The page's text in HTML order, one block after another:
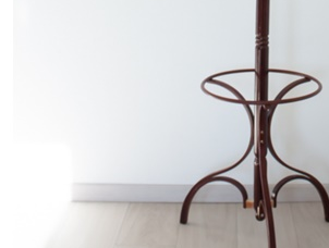
spannende Bearbeitungstechniken. Gerne
fotografiere ich Pflanzen in all ihrer Pracht
oder Bescheidenheit, aber auch Food und
ästhetische Dekorations- und Wohnelemente.
Auch in der Microstock-Fotografie bin ich seit
ein paar Jahren mit Bildern in Agenturen